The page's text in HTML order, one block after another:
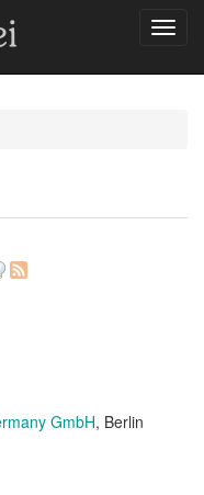
GmbH, Berlin